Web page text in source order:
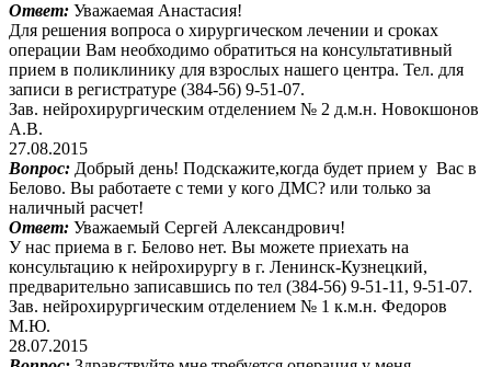
Ответ: Уважаемая Анастасия!
Для решения вопроса о хирургическом лечении и сроках
операции Вам необходимо обратиться на консультативный
прием в поликлинику для взрослых нашего центра. Тел. для
записи в регистратуре (384-56) 9-51-07.
Зав. нейрохирургическим отделением № 2 д.м.н. Новокшонов
А.В.
27.08.2015
Вопрос: Добрый день! Подскажите,когда будет прием у Вас в
Белово. Вы работаете с теми у кого ДМС? или только за
наличный расчет!
Ответ: Уважаемый Сергей Александрович!
У нас приема в г. Белово нет. Вы можете приехать на
консультацию к нейрохирургу в г. Ленинск-Кузнецкий,
предварительно записавшись по тел (384-56) 9-51-11, 9-51-07.
Зав. нейрохирургическим отделением № 1 к.м.н. Федоров
М.Ю.
28.07.2015